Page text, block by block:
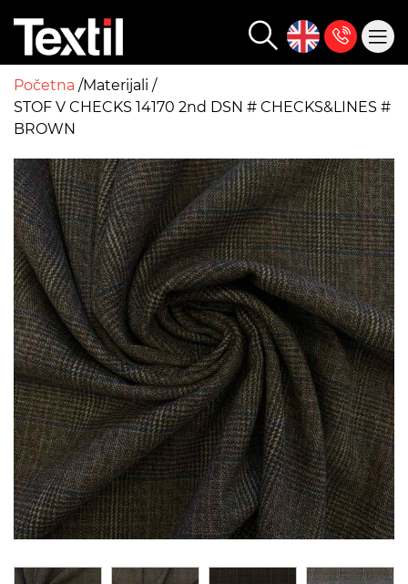
Početna Materijali
STOF V CHECKS 14170 2nd DSN # CHECKS&LINES #
BROWN